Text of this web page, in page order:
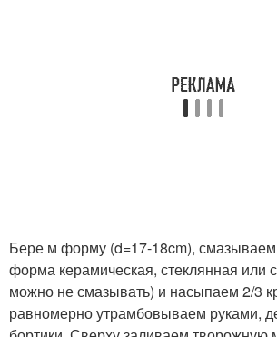
Бере м форму (d=17-18cm),
форма керамическая, стеклянная или
можно не смазывать) и насыпаем 2/3
равномерно утрамбовываем руками,